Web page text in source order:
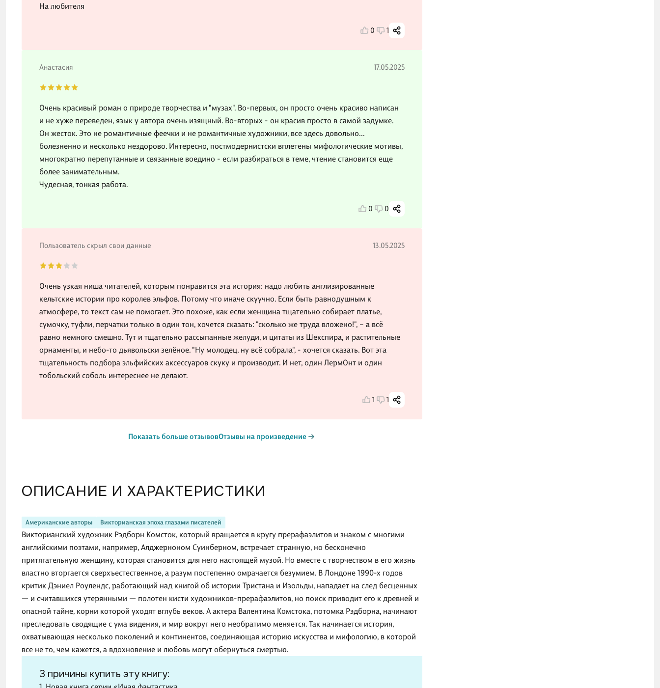
ОПИСАНИЕ И ХАРАКТЕРИСТИКИ
Американские авторы Викторианская эпоха глазами писателей
Викторианский художник Рэдборн Комсток, который вращается в кругу прерафаэлитов и знаком с многими
английскими поэтами, например, Алджерноном Суинберном, встречает странную, но бесконечно
притягательную женщину, которая становится для него настоящей музой. Но вместе с творчеством в его жизнь
властно вторгается сверхъестественное, а разум постепенно омрачается безумием. В Лондоне 1990-х годов
критик Дэниел Роулендс, работающий над книгой об истории Тристана и Изольды, нападает на след бесценных
— и считавшихся утерянными — полотен кисти художников-прерафаэлитов, но поиск приводит его к древней и
опасной тайне, корни которой уходят вглубь веков. А актера Валентина Комстока, потомка Рэдборна, начинают
преследовать сводящие с ума видения, и мир вокруг него необратимо меняется. Так начинается история,
охватывающая несколько поколений и континентов, соединяющая историю искусства и мифологию, в которой
все не то, чем кажется, а вдохновение и любовь могут обернуться смертью.
3 причины купить эту книгу:
На любителя
0 1
Анастасия 17.05.2025
Очень красивый роман о природе творчества и "музах". Во-первых, он просто очень красиво написан
и не хуже переведен, язык у автора очень изящный. Во-вторых - он красив просто в самой задумке.
Он жесток. Это не романтичные феечки и не романтичные художники, все здесь довольно...
болезненно и несколько нездорово. Интересно, постмодернистски вплетены мифологические мотивы,
многократно перепутанные и связанные воедино - если разбираться в теме, чтение становится еще
более занимательным.
Чудесная, тонкая работа.
0 0
Пользователь скрыл свои данные 13.05.2025
Очень узкая ниша читателей, которым понравится эта история: надо любить англизированные
кельтские истории про королев эльфов. Потому что иначе скуучно. Если быть равнодушным к
атмосфере, то текст сам не помогает. Это похоже, как если женщина тщательно собирает платье,
сумочку, туфли, перчатки только в один тон, хочется сказать: "сколько же труда вложено!", – а всё
равно немного смешно. Тут и тщательно рассыпанные желуди, и цитаты из Шекспира, и растительные
орнаменты, и небо-то дьявольски зелёное. "Ну молодец, ну всё собрала", - хочется сказать. Вот эта
тщательность подбора эльфийских аксессуаров скуку и производит. И нет, один ЛермОнт и один
тобольский соболь интереснее не делают.
1 1
Показать больше отзывовОтзывы на произведение